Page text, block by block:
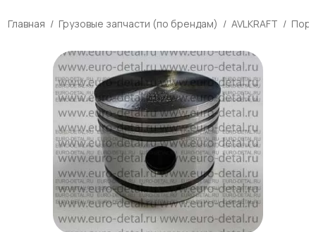
Главная Грузовые запчасти (по брендам) AVLKRAFT